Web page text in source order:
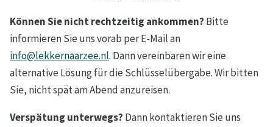
Können Sie nicht rechtzeitig ankommen? Bitte
informieren Sie uns vorab per E-Mail an
info@lekkernaarzee.nl. Dann vereinbaren wir eine
alternative Lösung für die Schlüsselübergabe. Wir bitten
Sie, nicht spät am Abend anzureisen.
Verspätung unterwegs? Dann kontaktieren Sie uns